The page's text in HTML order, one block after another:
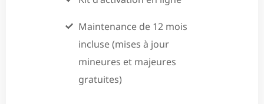
Maintenance de 12 mois
incluse (mises à jour
mineures et majeures
gratuites)